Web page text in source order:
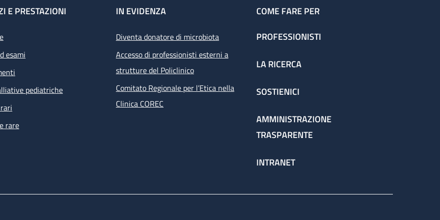
E PRESTAZIONI
esami
pediatriche
rare
IN EVIDENZA
Diventa donatore di microbiota
Accesso di professionisti esterni a
strutture del Policlinico
Comitato Regionale per l’Etica nella
Clinica COREC
COME FARE PER
PROFESSIONISTI
LA RICERCA
SOSTIENICI
AMMINISTRAZIONE
TRASPARENTE
INTRANET